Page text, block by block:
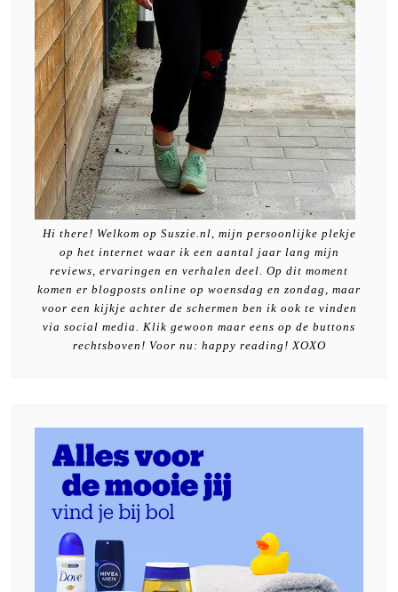
Hi there! Welkom op Suszie.nl, mijn persoonlijke plekje
op het internet waar ik een aantal jaar lang mijn
reviews, ervaringen en verhalen deel. Op dit moment
komen er blogposts online op woensdag en zondag, maar
voor een kijkje achter de schermen ben ik ook te vinden
via social media. Klik gewoon maar eens op de buttons
rechtsboven! Voor nu: happy reading! XOXO